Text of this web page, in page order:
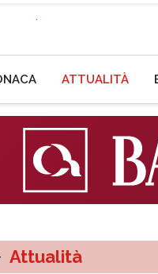
ATTUALITÀ
Attualità